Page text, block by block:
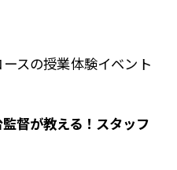
スの授業体験イベント
督が教える！スタッフ